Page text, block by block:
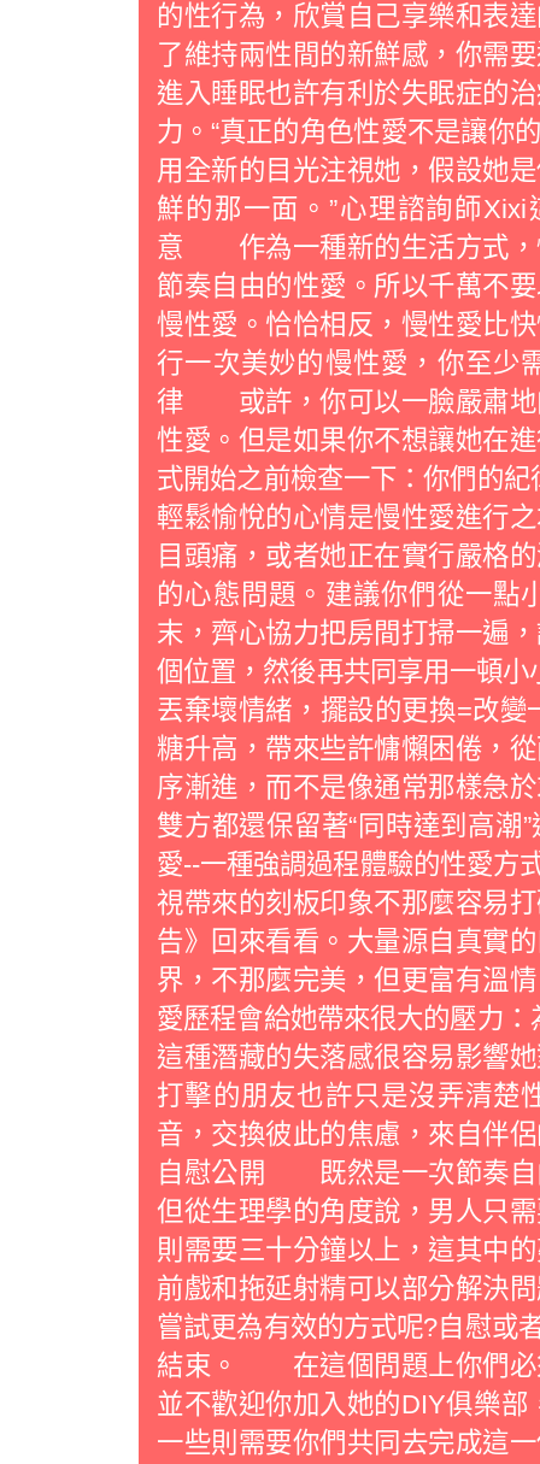
的性行為，欣賞自己享樂和
了維持兩性間的新鮮感，你需
進入睡眠也許有利於失眠症的
力。“真正的角色性愛不是讓你
用全新的目光注視她，假設她
鮮的那一面。”心理諮詢師
意 作為一種新的生活方式，
節奏自由的性愛。所以千萬不
慢性愛。恰恰相反，慢性愛比
行一次美妙的慢性愛，你至
律 或許，你可以一臉嚴肅地
性愛。但是如果你不想讓她在
式開始之前檢查一下：你們
輕鬆愉悅的心情是慢性愛進行
目頭痛，或者她正在實行嚴格
的心態問題。建議你們從一點
末，齊心協力把房間打掃一遍
個位置，然後再共同享用一頓
丟棄壞情緒，擺設的更換=改
糖升高，帶來些許慵懶困倦，
序漸進，而不是像通常那樣
雙方都還保留著“同時達到高潮
愛--一種強調過程體驗的性愛方
視帶來的刻板印象不那麼容易
告》回來看看。大量源自真實
界，不那麼完美，但更富有
愛歷程會給她帶來很大的壓力
這種潛藏的失落感很容易影響
打擊的朋友也許只是沒弄清楚
音，交換彼此的焦慮，來自
自慰公開 既然是一次節奏自
但從生理學的角度說，男人只
則需要三十分鐘以上，這其中
前戲和拖延射精可以部分解決
嘗試更為有效的方式呢?自慰或
結束。 在這個問題上你們必
並不歡迎你加入她的DIY俱樂
一些則需要你們共同去完成這